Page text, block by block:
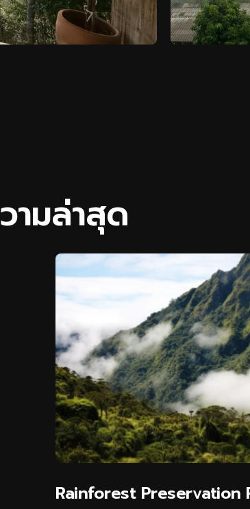
วามลาสด
Rainforest Preservation